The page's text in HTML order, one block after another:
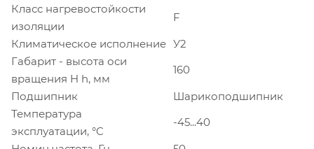
Класс нагревостойкости
изоляции
F
Климатическое исполнение У2
Габарит - высота оси
вращения H h, мм
160
Подшипник
Шарикоподшипник
Температура
эксплуатации, °C
-45...40